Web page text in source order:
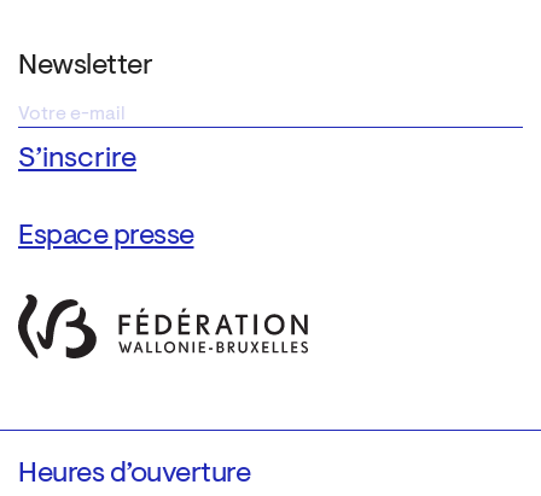
Newsletter
Espace presse
Heures d’ouverture